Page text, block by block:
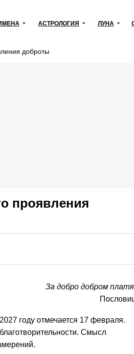
АСТРОЛОГИЯ ЛУНА
доброты
проявления
За добро добром
году отмечается 17 февраля.
Смысл